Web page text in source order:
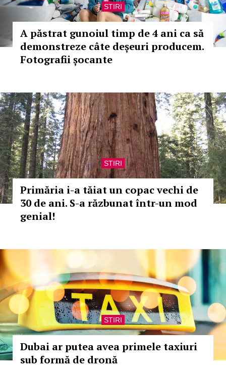
STIRI
A păstrat gunoiul timp de 4 ani ca să
demonstreze câte deșeuri producem.
Fotografii șocante
STIRI
Primăria i-a tăiat un copac vechi de
30 de ani. S-a răzbunat într-un mod
genial!
STIRI
Dubai ar putea avea primele taxiuri
sub formă de dronă